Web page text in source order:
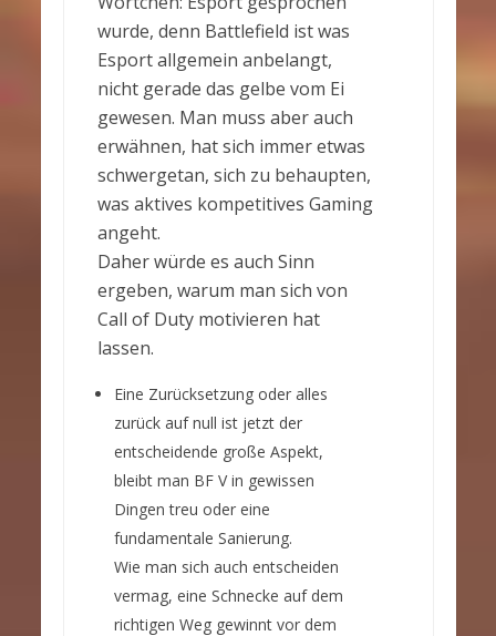
wurde, denn Battlefield ist was
Esport allgemein anbelangt,
nicht gerade das gelbe vom Ei
gewesen. Man muss aber auch
erwähnen, hat sich immer etwas
schwergetan, sich zu behaupten,
was aktives kompetitives Gaming
angeht.
Daher würde es auch Sinn
ergeben, warum man sich von
Call of Duty motivieren hat
lassen.
Eine Zurücksetzung oder alles
zurück auf null ist jetzt der
entscheidende große Aspekt,
bleibt man BF V in gewissen
Dingen treu oder eine
fundamentale Sanierung.
Wie man sich auch entscheiden
vermag, eine Schnecke auf dem
richtigen Weg gewinnt vor dem